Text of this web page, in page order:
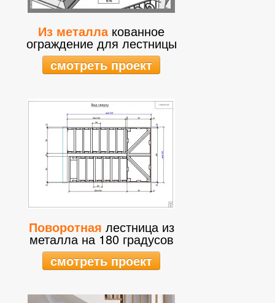
Из металлакованное
ограждение для лестницы
смотреть проект
Поворотная лестница из
металла на 180 градусов
смотреть проект